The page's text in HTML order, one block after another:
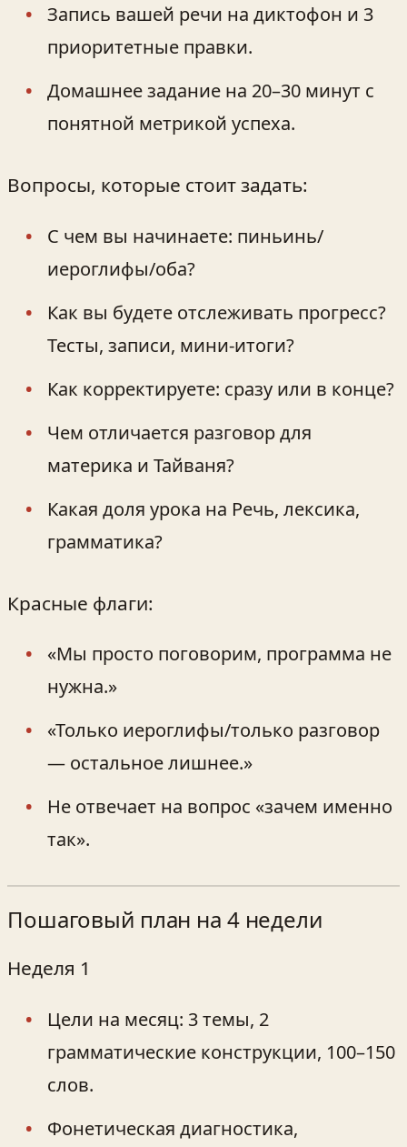
Запись вашей речи на диктофон и 3
приоритетные правки.
Домашнее задание на 20–30 минут с
понятной метрикой успеха.
Вопросы, которые стоит задать:
С чем вы начинаете: пиньинь/
иероглифы/оба?
Как вы будете отслеживать прогресс?
Тесты, записи, мини‑итоги?
Как корректируете: сразу или в конце?
Чем отличается разговор для
материка и Тайваня?
Какая доля урока на Речь, лексика,
грамматика?
Красные флаги:
«Мы просто поговорим, программа не
нужна.»
«Только иероглифы/только разговор
— остальное лишнее.»
Не отвечает на вопрос «зачем именно
так».
Пошаговый план на 4 недели
Неделя 1
Цели на месяц: 3 темы, 2
грамматические конструкции, 100–150
слов.
Фонетическая диагностика,